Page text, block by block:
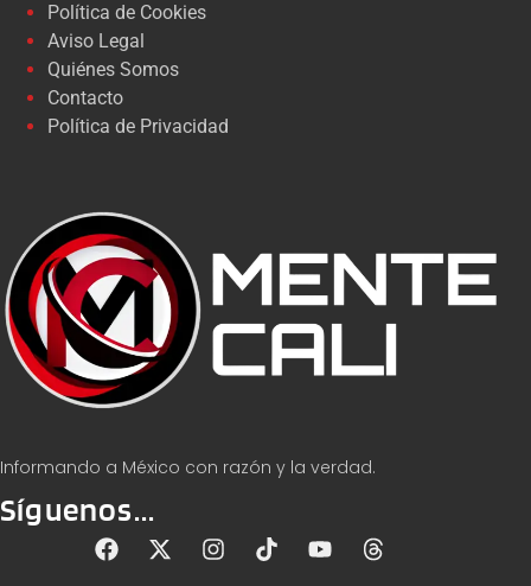
Informando a México con razón y la verdad.
Síguenos...
Política de Cookies
Aviso Legal
Quiénes Somos
Contacto
Política de Privacidad